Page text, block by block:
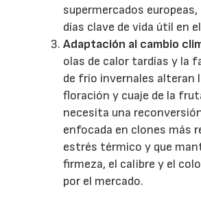
supermercados europeas,
días clave de vida útil en
Adaptación al cambio
olas de calor tardías y la
de frío invernales alteran
floración y cuaje de la
necesita una
enfocada en clones más
estrés térmico y que
firmeza, el calibre y el
por el mercado.